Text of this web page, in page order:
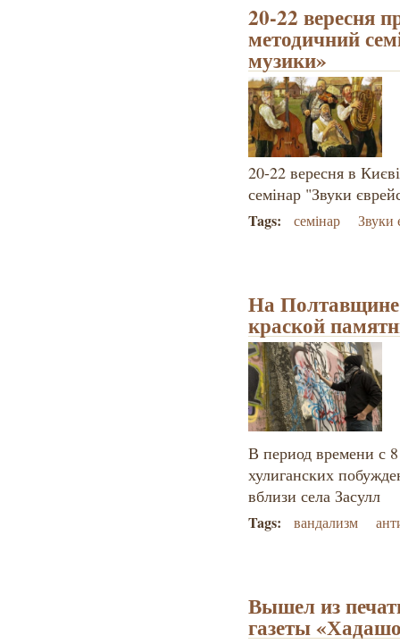
20-22 вересня
методичний
музики»
20-22 вересня в
семінар "Звуки
Tags: семінар Звуки
На
краской
В период времени с
хулиганских
вблизи села Засулл
Tags: вандализм
Вышел из
газеты